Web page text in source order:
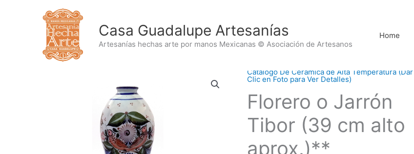
Casa Guadalupe Artesanías
Artesanías hechas arte por manos Mexicanas © Asociación de Artesanos
Home
Catálogo De Cerámica de Alta Temperatura (Dar
Clic en Foto para Ver Detalles)
Florero o Jarrón
Tibor (39 cm alto
aprox.)**